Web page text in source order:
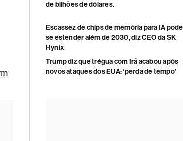
de bilhões de dólares.
Escassez de chips de memória para IA pode
se estender além de 2030, diz CEO da SK
Hynix
Trump diz que trégua com Irã acabou após
novos ataques dos EUA: ‘perda de tempo'